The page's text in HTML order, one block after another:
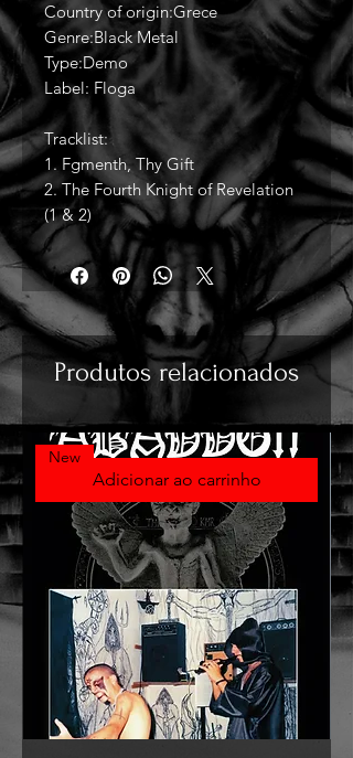
Country of origin:Grece
Genre:Black Metal
Type:Demo
Label: Floga
Tracklist:
1. Fgmenth, Thy Gift
2. The Fourth Knight of Revelation
(1 & 2)
Produtos relacionados
Adicionar ao carrinho
New